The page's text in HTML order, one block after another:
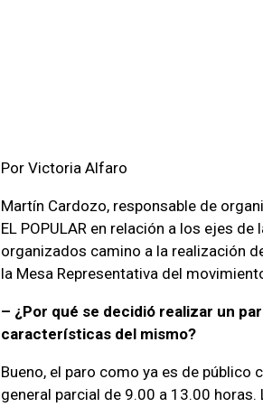
Por Victoria Alfaro
Martín Cardozo, responsable de
EL POPULAR en relación a los ejes
organizados camino a la realización
la Mesa Representativa del
– ¿Por qué se decidió realizar un
características del mismo?
Bueno, el paro como ya es de público
general parcial de 9.00 a 13.00